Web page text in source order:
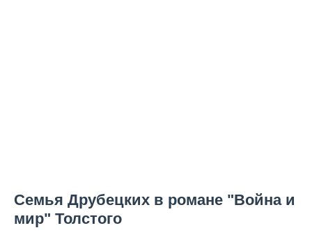
Семья Друбецких в романе "Война и
мир" Толстого